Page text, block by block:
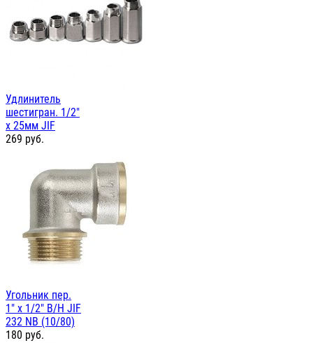
Удлинитель
шестигран. 1/2"
х 25мм JIF
269 руб.
Угольник пер.
1" х 1/2" В/Н JIF
232 NB (10/80)
180 руб.